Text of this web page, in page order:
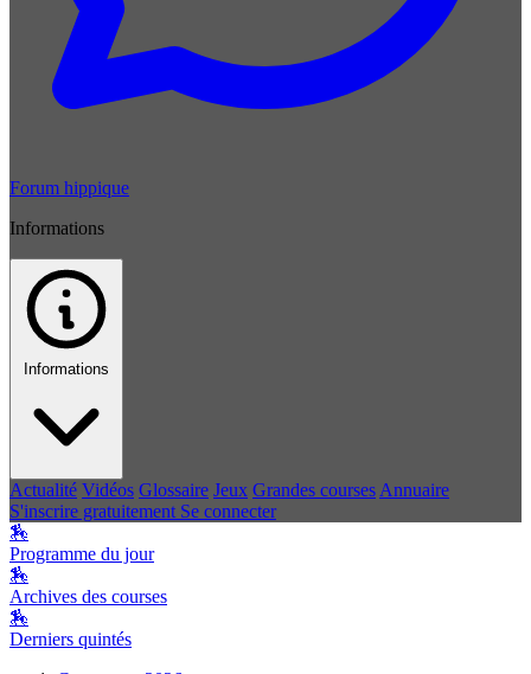
Forum hippique
Informations
Informations
Actualité Vidéos Glossaire Jeux Grandes courses Annuaire
S'inscrire gratuitement Se connecter
🏇
Programme du jour
🏇
Archives des courses
🏇
Derniers quintés